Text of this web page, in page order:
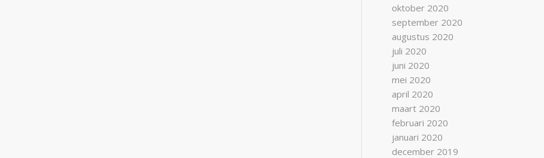
oktober 2020
september 2020
augustus 2020
juli 2020
juni 2020
mei 2020
april 2020
maart 2020
februari 2020
januari 2020
december 2019